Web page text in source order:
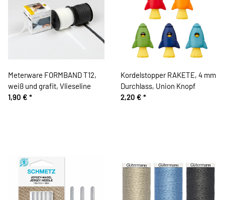
Meterware FORMBAND T12,
weiß und grafit, Vlieseline
1,90 € *
Kordelstopper RAKETE, 4 mm
Durchlass, Union Knopf
2,20 € *